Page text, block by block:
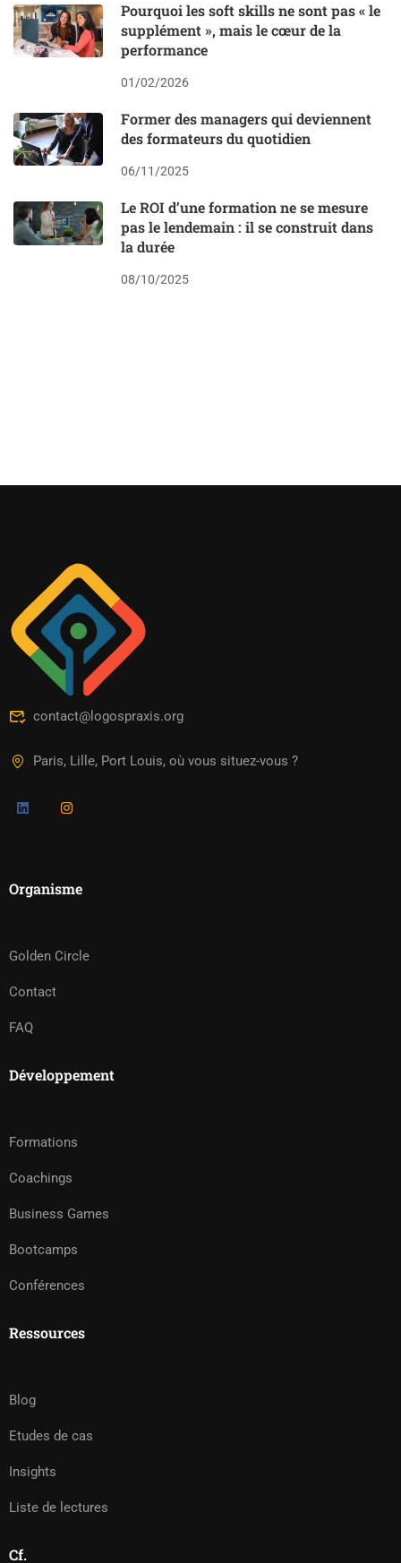
Pourquoi les soft skills ne sont pas « le
supplément », mais le cœur de la
performance
01/02/2026
Former des managers qui deviennent
des formateurs du quotidien
06/11/2025
Le ROI d’une formation ne se mesure
pas le lendemain : il se construit dans
la durée
08/10/2025
contact@logospraxis.org
Paris, Lille, Port Louis, où vous situez-vous ?
Organisme
Golden Circle
Contact
FAQ
Développement
Formations
Coachings
Business Games
Bootcamps
Conférences
Ressources
Blog
Etudes de cas
Insights
Liste de lectures
Cf.